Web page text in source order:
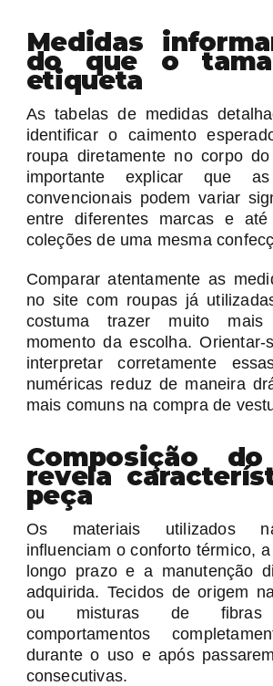
Medidas
do que o
etiqueta
As tabelas de medidas
identificar o caimento
roupa diretamente no corpo
importante explicar que as
convencionais podem variar
entre diferentes marcas e
coleções de uma mesma
Comparar atentamente as
no site com roupas já
costuma trazer muito
momento da escolha. Orientar-
interpretar corretamente
numéricas reduz de maneira
mais comuns na compra de
Composição
revela
peça
Os materiais utilizados
influenciam o conforto térmico,
longo prazo e a manutenção
adquirida. Tecidos de origem
ou misturas de fibras
comportamentos
durante o uso e após
consecutivas.